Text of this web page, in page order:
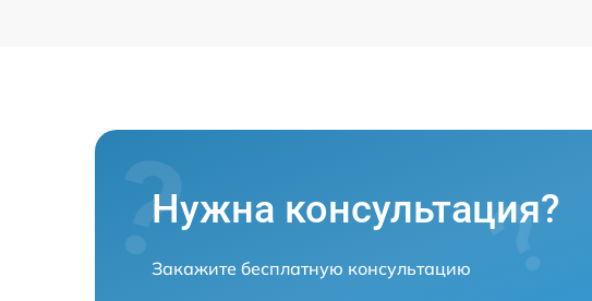
Нужна консультация?
Закажите бесплатную консультацию